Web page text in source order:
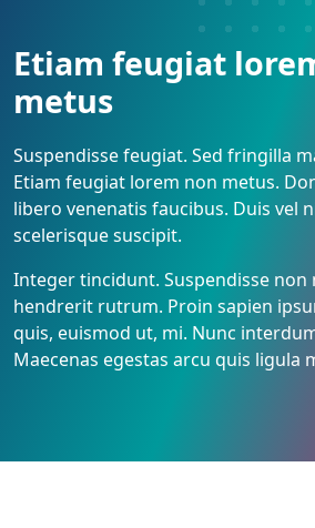
Etiam feugiat
metus
Suspendisse feugiat. Sed fringilla
Etiam feugiat lorem non metus.
libero venenatis faucibus. Duis vel
scelerisque suscipit.
Integer tincidunt. Suspendisse non
hendrerit rutrum. Proin sapien
quis, euismod ut, mi. Nunc
Maecenas egestas arcu quis ligula